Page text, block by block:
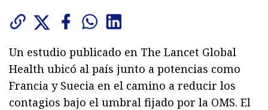
Un estudio publicado en The Lancet Global
Health ubicó al país junto a potencias como
Francia y Suecia en el camino a reducir los
contagios bajo el umbral fijado por la OMS. El